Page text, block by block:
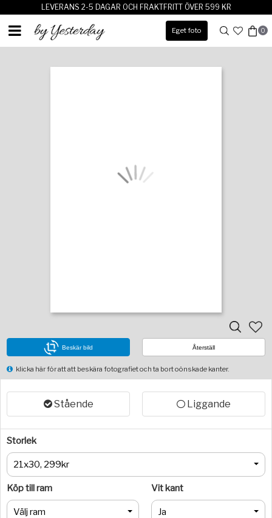
LEVERANS 2-5 DAGAR OCH FRAKTFRITT ÖVER 599 KR
Eget foto 0
Beskär bild Återställ
klicka här för att att beskära fotografiet och ta bort oönskade kanter.
Stående Liggande
Storlek
21x30, 299kr
Köp till ram
Välj ram
Vit kant
Ja